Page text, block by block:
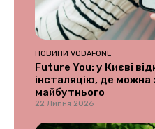
НОВИНИ VODAFONE
Future You: у Києві
інсталяцію, де можна
майбутнього
22 Липня 2026